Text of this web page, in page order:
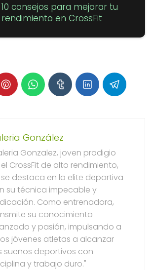
10 consejos para mejorar tu
rendimiento en CrossFit
González
Gonzalez, joven prodigio
CrossFit de alto rendimiento,
destaca en la elite deportiva
su técnica impecable y
Como entrenadora,
su conocimiento
y pasión, impulsando a
jóvenes atletas a alcanzar
sueños deportivos con
y trabajo duro."